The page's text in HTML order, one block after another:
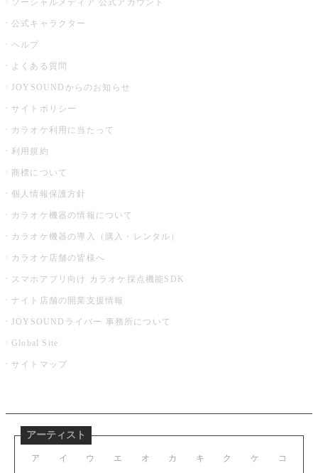
公式キャラクター
ヘルプ
よくある質問
JOYSOUNDからのお知らせ
サイトポリシー
カラオケ利用に当たって
利用規約
商標について
個人情報保護方針
カラオケ機器の情報について
カラオケ機器の導入（購入・レンタル）
カラオケ店舗の皆様へ
スマホアプリ向け カラオケ採点機能SDK
ナイト店舗の開業支援情報
JOYSOUNDライバー 事務所について
Global Site
サイトマップ
アーティスト
ア イ ウ エ オ カ キ ク ケ コ